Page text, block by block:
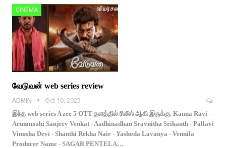
CINEMA
வேடுவன் web series review
ADMIN
Oct 10, 2025
இந்த web series A zee 5 OTT தளத்தில் ரிலீஸ் ஆகி இருக்கு. Kanna Ravi -
Arunmozhi Sanjeev Venkat - Aadhinadhan Sravnitha Srikanth - Pallavi
Vinusha Devi - Shanthi Rekha Nair - Yashoda Lavanya - Vennila
Producer Name - SAGAR PENTELA…